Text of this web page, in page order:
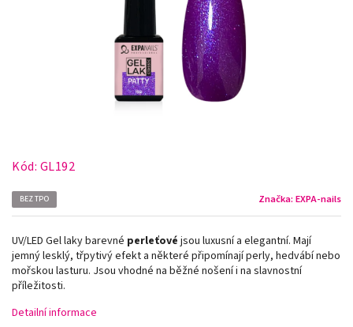
Kód: GL192
BEZ TPO Značka: EXPA-nails
UV/LED Gel laky barevné perleťové jsou luxusní a elegantní. Mají
jemný lesklý, třpytivý efekt a některé připomínají perly, hedvábí nebo
mořskou lasturu. Jsou vhodné na běžné nošení i na slavnostní
příležitosti.
Detailní informace